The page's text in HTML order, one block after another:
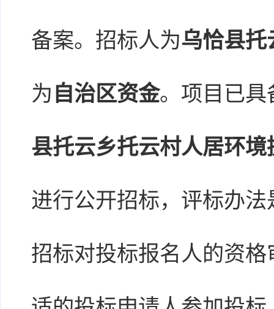
备案。招标人为乌恰县托
为 自治区资金。项目已具
县托云乡托云村人居环
进行公开招标，评标办法
招标对投标报名人的资格